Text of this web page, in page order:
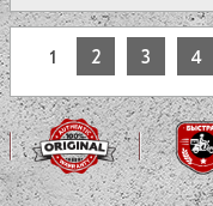
1 2 3 4